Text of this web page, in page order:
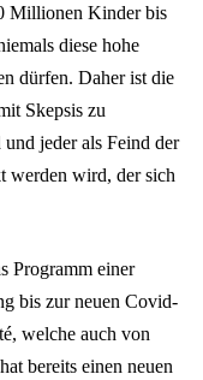
Millionen Kinder bis
diese hohe
dürfen. Daher ist die
Skepsis zu
jeder als Feind der
werden wird, der sich
Programm einer
bis zur neuen Covid-
welche auch von
bereits einen neuen